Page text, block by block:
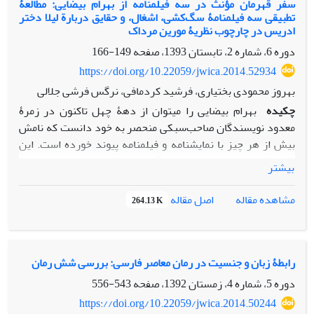
می‏کشد که بنا به موقعیت اجتماعی‏شان، آنیموس یا قطب مذکر پویا
و فعال دارند. مطالعۀ خاستگاه و بازتاب اجتماعی و فرهنگیِ چیرگی
آنیموس در شخصیت‏های زن این آثار، تأثیرپذیری کنش‏های روانی
فرد از ساختارهای اجتماعی و فرهنگی و همچنین ارتباط تنگاتنگ و
متقابل میان این دو ساختار را آشکار می‏کند.
تطبیقی سه فیلم‏نامۀ سگ‌کشی، اشغال، و حقایق دربارة لیلا دختر
ادریس در چارچوب نظریۀ مورین مرداک
دوره 6، شماره 2، تابستان 1393، صفحه
149-166
https://doi.org/10.22059/jwica.2014.52934
بهروز محمودی بختیاری، فرشید کردمافی، نرگس فرشی جلالی
چکیده بهرام بیضایی را می‏توان از دهۀ چهل تاکنون در زمرۀ
معدود نویسندگان صاحب‌سبکی منحصر به خود دانست که نامش
بیش از هر چیز با نمایشنامه و فیلمنامه پیوند خورده است. این
پژوهش در چارچوب نظری «الگوی سفر قهرمان مؤنث» مورین
مرداک به بررسی سه فیلمنامۀ سگ‏کشی، اشغالل، و حقایق ىرباره
لیلا ىختر اىریس می‌پردازد. نظریۀ مرداک نگاهی نو به مدل
جوزف کمبل برای سفر اسطوره‏ای قهرمان به شمار می‏آید که در آن
سفر قهرمان مؤنث شامل ده مرحلة گسستن از دنیای زنانه،
زن قوی، تشرف و برخورد با الهه، میل شدید به پیوند دوباره با
هویت زنانه، علاج شکاف میان مادر و دختر، یافتن مردِ درون، و
ورای ثنویت است. پژوهش حاضر با بررسی سیر رخدادها در سه
بیشتر
مشاهده مقاله
اصل مقاله 264.13 K
رابطۀ زبان و جنسیت در رمان معاصر فارسی: بررسی شش رمان
دوره 5، شماره 4، زمستان 1392، صفحه
543-556
https://doi.org/10.22059/jwica.2014.50244